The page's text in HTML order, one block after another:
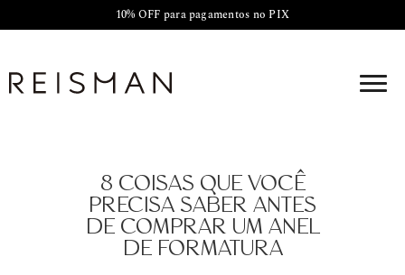
10% OFF para pagamentos no PIX
8 COISAS QUE VOCÊ
PRECISA SABER ANTES
DE COMPRAR UM ANEL
DE FORMATURA